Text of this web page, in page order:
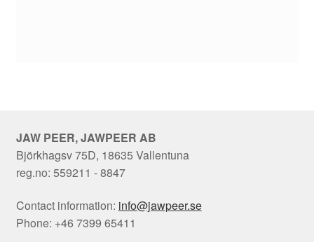
JAW PEER, JAWPEER AB
Björkhagsv 75D, 18635 Vallentuna
reg.no: 559211 - 8847
Contact information: info@jawpeer.se
Phone: +46 7399 65411